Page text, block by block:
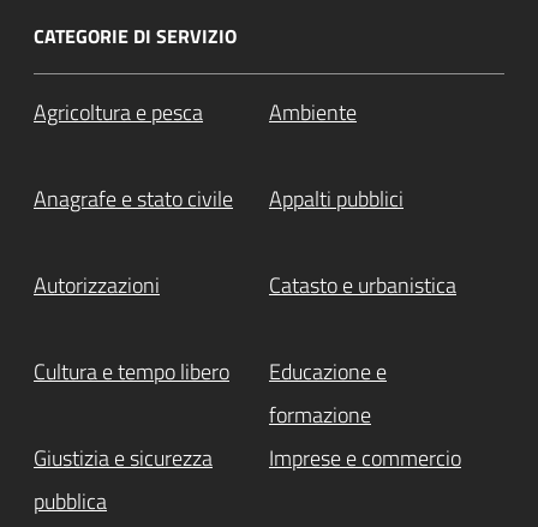
CATEGORIE DI SERVIZIO
Agricoltura e pesca Ambiente
Anagrafe e stato civile Appalti pubblici
Autorizzazioni Catasto e urbanistica
Cultura e tempo libero
Educazione e
formazione
Giustizia e sicurezza
pubblica
Imprese e commercio